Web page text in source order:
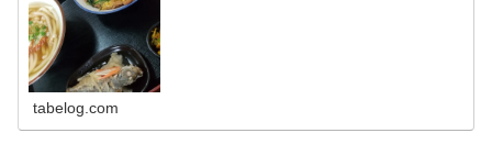
tabelog.com